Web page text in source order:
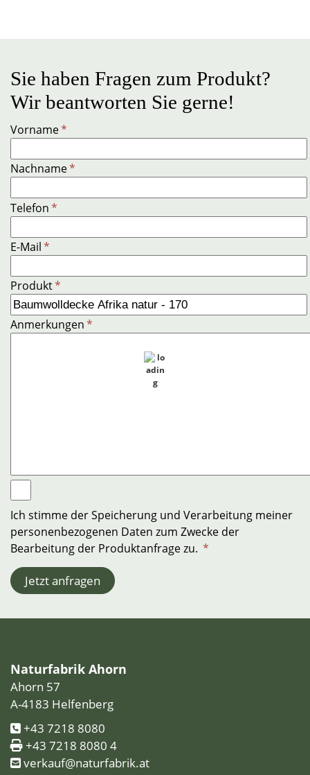
Sie haben Fragen zum Produkt?
Wir beantworten Sie gerne!
Vorname*
Nachname*
Telefon*
E-Mail*
Produkt*
Anmerkungen*
Ich stimme der Speicherung und Verarbeitung meiner
personenbezogenen Daten zum Zwecke der
Bearbeitung der Produktanfrage zu. *
Jetzt anfragen
Naturfabrik Ahorn
Ahorn 57
A-4183 Helfenberg
+43 7218 8080
+43 7218 8080 4
verkauf@naturfabrik.at